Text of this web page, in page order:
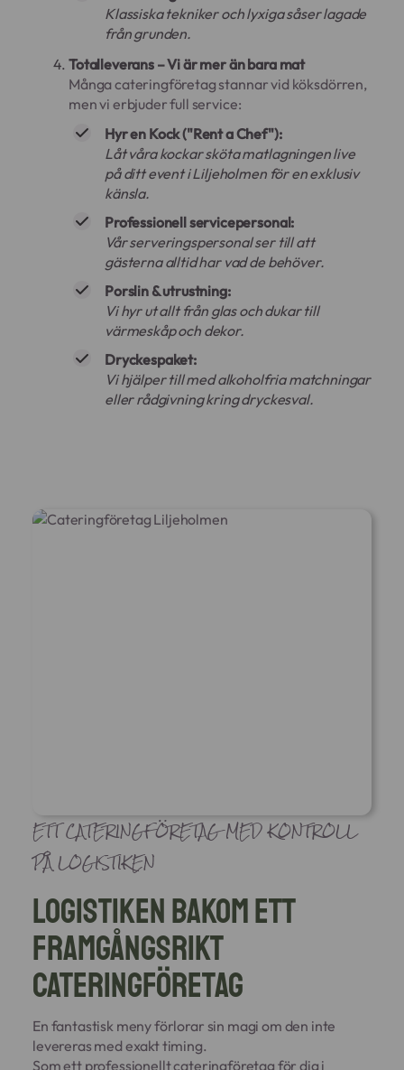
Klassiska tekniker och lyxiga såser lagade
från grunden.
Totalleverans – Vi är mer än bara mat
Många cateringföretag stannar vid köksdörren,
men vi erbjuder full service:
Hyr en Kock ("Rent a Chef"):
Låt våra kockar sköta matlagningen live
på ditt event i Liljeholmen för en exklusiv
känsla.
Professionell servicepersonal:
Vår serveringspersonal ser till att
gästerna alltid har vad de behöver.
Porslin & utrustning:
Vi hyr ut allt från glas och dukar till
värmeskåp och dekor.
Dryckespaket:
Vi hjälper till med alkoholfria matchningar
eller rådgivning kring dryckesval.
ETT CATERINGFÖRETAG MED KONTROLL
PÅ LOGISTIKEN
Logistiken bakom ett
framgångsrikt
cateringföretag
En fantastisk meny förlorar sin magi om den inte
levereras med exakt timing.
Som ett professionellt cateringföretag för dig i